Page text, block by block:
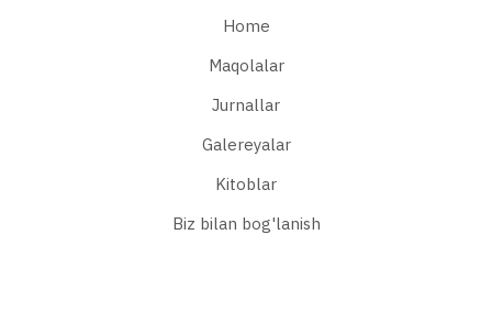
Home
Maqolalar
Jurnallar
Galereyalar
Kitoblar
Biz bilan bog'lanish